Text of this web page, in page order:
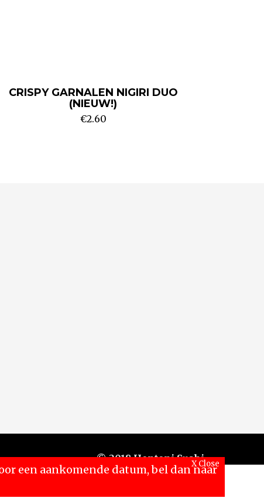
X Close
een aankomende datum, bel dan naar
CRISPY GARNALEN NIGIRI DUO
(NIEUW!)
€2.60
© 2018 Hontoni Sushi
hier